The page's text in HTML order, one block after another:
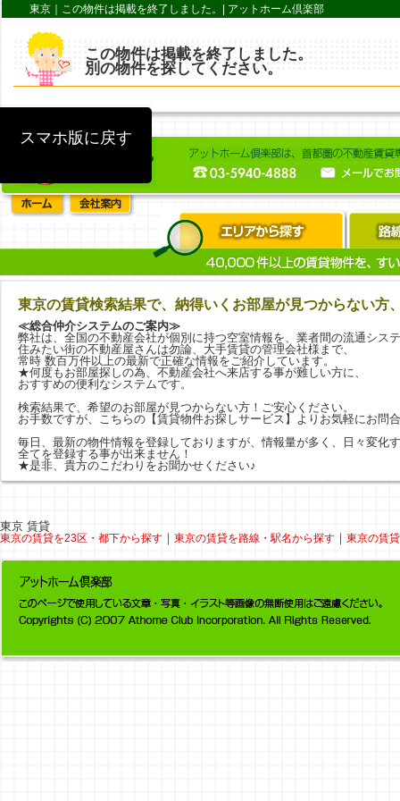
東京｜この物件は掲載を終了しました。| アットホーム倶楽部
この物件は掲載を終了しました。
別の物件を探してください。
前のページに戻る
スマホ版に戻す
東京の賃貸検索結果で、納得いくお部屋が見つからない方
≪総合仲介システムのご案内≫
弊社は、全国の不動産会社が個別に持つ空室情報を、業者間の流通シス
住みたい街の不動産屋さんは勿論、大手賃貸の管理会社様まで、
常時 数百万件以上の最新で正確な情報をご紹介しています。
★何度もお部屋探しの為、不動産会社へ来店する事が難しい方に、
おすすめの便利なシステムです。
検索結果で、希望のお部屋が見つからない方！ご安心ください。
お手数ですが、こちらの 【賃貸物件お探しサービス】 よりお気軽にお問
毎日、最新の物件情報を登録しておりますが、情報量が多く、日々変化
全てを登録する事が出来ません！
★是非、貴方のこだわりをお聞かせください♪
東京 賃貸
東京の賃貸を23区・都下から探す ｜ 東京の賃貸を路線・駅名から探す ｜ 東京の賃